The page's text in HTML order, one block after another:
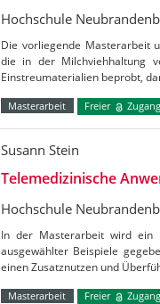
Hochschule
Die vorliegende Masterarbeit
die in der Milchviehhaltung
Einstreumaterialien beprobt,
Masterarbeit Freier Zugang
Susann Stein
Telemedizinische
Hochschule
In der Masterarbeit wird ein
ausgewählter Beispiele
einen Zusatznutzen und
Masterarbeit Freier Zugang